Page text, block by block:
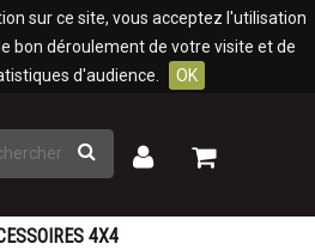
sur ce site, vous acceptez l'utilisation
bon déroulement de votre visite et de
d'audience.
OK
Rechercher
Mon
Mon
4X4